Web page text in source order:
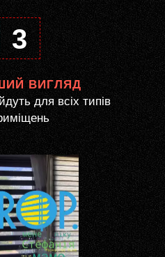
3
ВИГЛЯД
для всіх типів